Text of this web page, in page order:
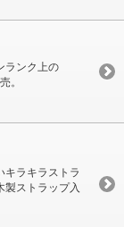
ランク上の
。
キラキラストラ
製ストラップ入